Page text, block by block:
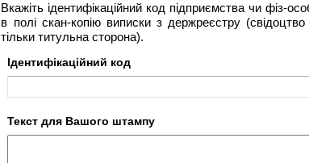
Вкажіть ідентифікаційний код підприємства чи фіз-
в полі скан-копію виписки з держреєстру
тільки титульна сторона).
Ідентифікаційний код
Текст для Вашого штампу